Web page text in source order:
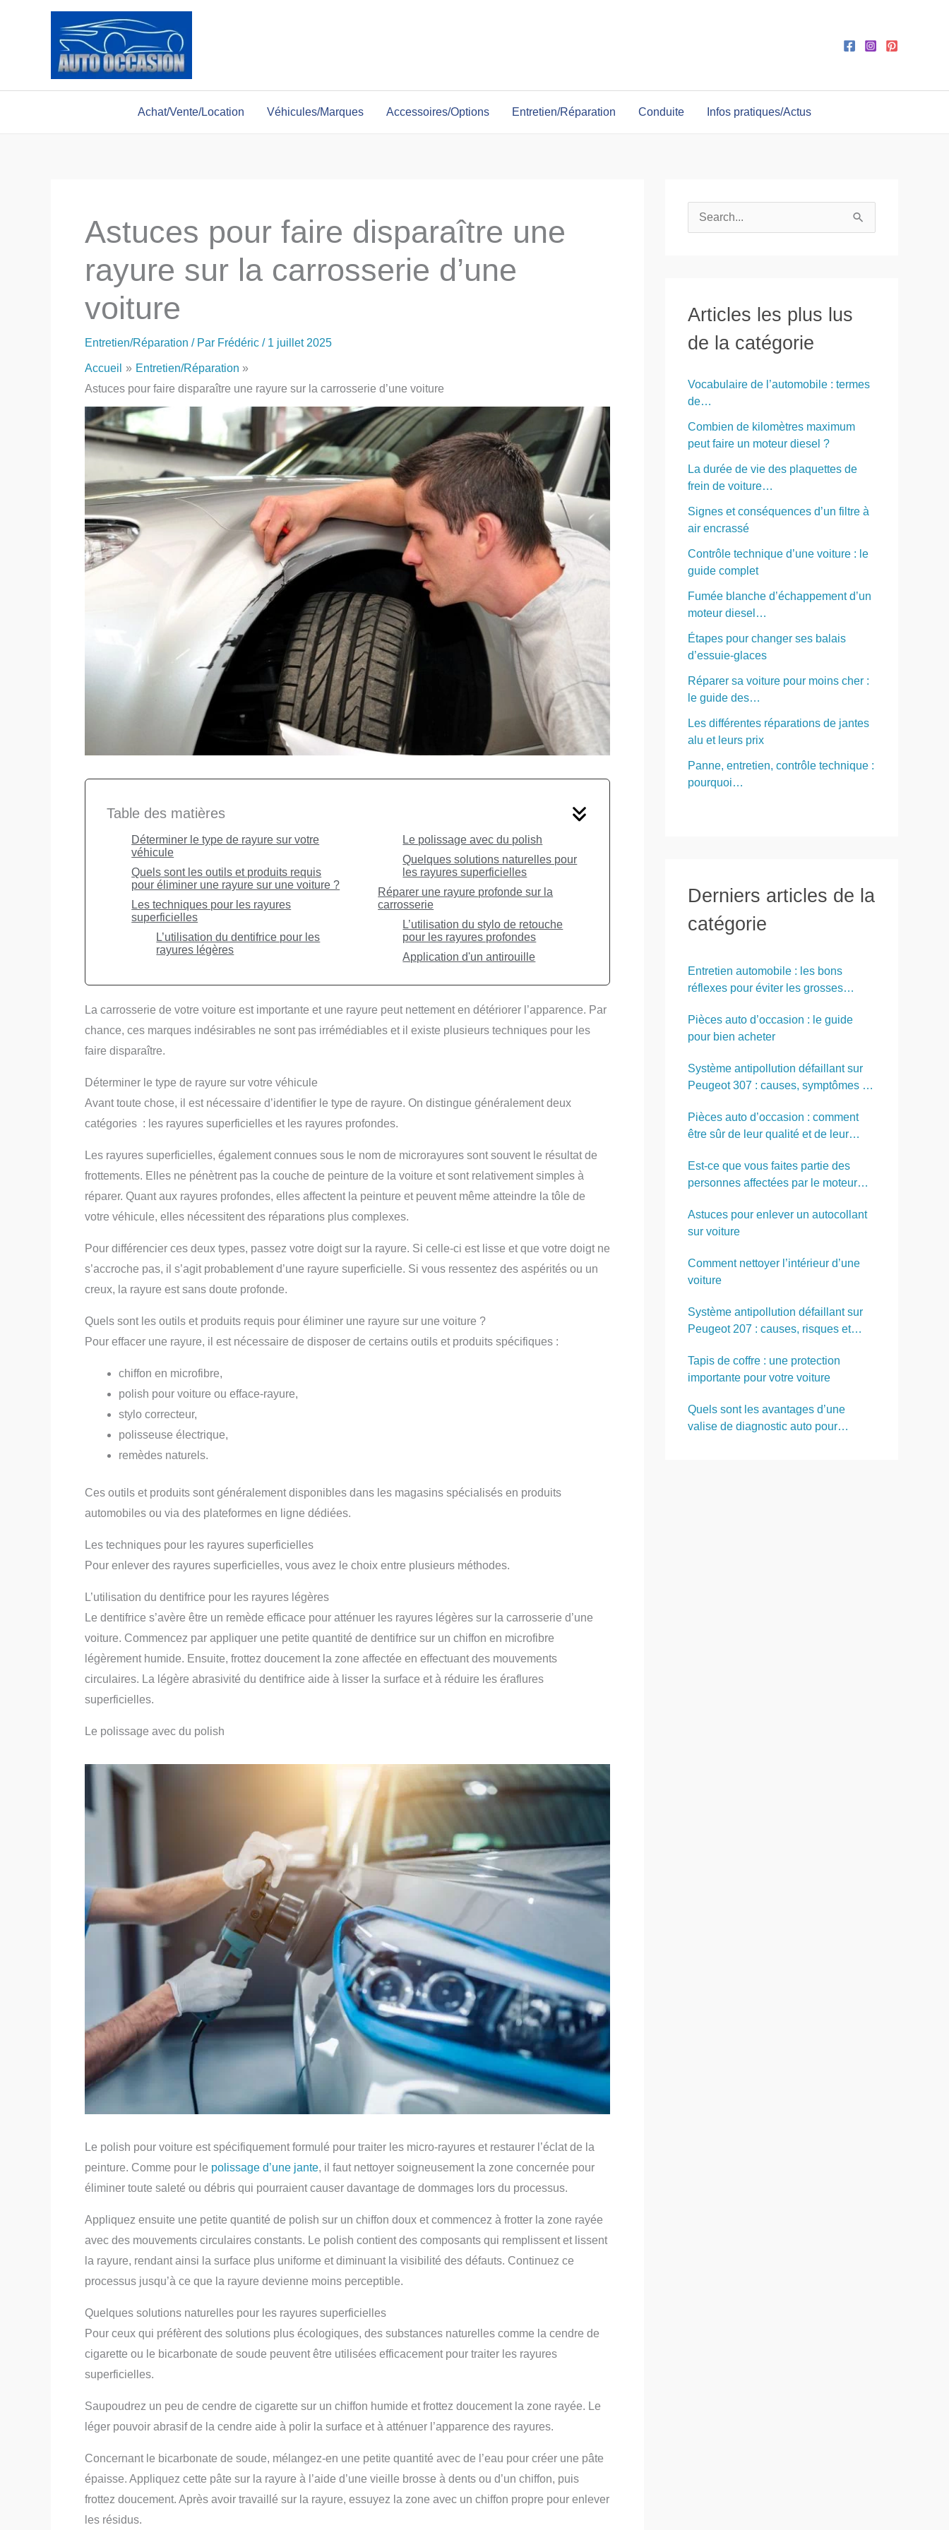
Achat/Vente/Location Véhicules/Marques Accessoires/Options Entretien/Réparation Conduite Infos pratiques/Actus
Astuces pour faire disparaître une
rayure sur la carrosserie d’une
voiture
Entretien/Réparation / Par Frédéric / 1 juillet 2025
Accueil
Entretien/Réparation
Astuces pour faire disparaître une rayure sur la carrosserie d’une voiture
Table des matières
Déterminer le type de rayure sur votre
véhicule
Quels sont les outils et produits requis
pour éliminer une rayure sur une voiture ?
Les techniques pour les rayures
superficielles
L’utilisation du dentifrice pour les
rayures légères
Le polissage avec du polish
Quelques solutions naturelles pour
les rayures superficielles
Réparer une rayure profonde sur la
carrosserie
L’utilisation du stylo de retouche
pour les rayures profondes
Application d'un antirouille
La carrosserie de votre voiture est importante et une rayure peut nettement en détériorer l’apparence. Par
chance, ces marques indésirables ne sont pas irrémédiables et il existe plusieurs techniques pour les
faire disparaître.
Déterminer le type de rayure sur votre véhicule
Avant toute chose, il est nécessaire d’identifier le type de rayure. On distingue généralement deux
catégories : les rayures superficielles et les rayures profondes.
Les rayures superficielles, également connues sous le nom de microrayures sont souvent le résultat de
frottements. Elles ne pénètrent pas la couche de peinture de la voiture et sont relativement simples à
réparer. Quant aux rayures profondes, elles affectent la peinture et peuvent même atteindre la tôle de
votre véhicule, elles nécessitent des réparations plus complexes.
Pour différencier ces deux types, passez votre doigt sur la rayure. Si celle-ci est lisse et que votre doigt ne
s’accroche pas, il s’agit probablement d’une rayure superficielle. Si vous ressentez des aspérités ou un
creux, la rayure est sans doute profonde.
Quels sont les outils et produits requis pour éliminer une rayure sur une voiture ?
Pour effacer une rayure, il est nécessaire de disposer de certains outils et produits spécifiques :
chiffon en microfibre,
polish pour voiture ou efface-rayure,
stylo correcteur,
polisseuse électrique,
remèdes naturels.
Ces outils et produits sont généralement disponibles dans les magasins spécialisés en produits
automobiles ou via des plateformes en ligne dédiées.
Les techniques pour les rayures superficielles
Pour enlever des rayures superficielles, vous avez le choix entre plusieurs méthodes.
L’utilisation du dentifrice pour les rayures légères
Le dentifrice s’avère être un remède efficace pour atténuer les rayures légères sur la carrosserie d’une
voiture. Commencez par appliquer une petite quantité de dentifrice sur un chiffon en microfibre
légèrement humide. Ensuite, frottez doucement la zone affectée en effectuant des mouvements
circulaires. La légère abrasivité du dentifrice aide à lisser la surface et à réduire les éraflures
superficielles.
Le polissage avec du polish
Le polish pour voiture est spécifiquement formulé pour traiter les micro-rayures et restaurer l’éclat de la
peinture. Comme pour le polissage d’une jante, il faut nettoyer soigneusement la zone concernée pour
éliminer toute saleté ou débris qui pourraient causer davantage de dommages lors du processus.
Appliquez ensuite une petite quantité de polish sur un chiffon doux et commencez à frotter la zone rayée
avec des mouvements circulaires constants. Le polish contient des composants qui remplissent et lissent
la rayure, rendant ainsi la surface plus uniforme et diminuant la visibilité des défauts. Continuez ce
processus jusqu’à ce que la rayure devienne moins perceptible.
Quelques solutions naturelles pour les rayures superficielles
Pour ceux qui préfèrent des solutions plus écologiques, des substances naturelles comme la cendre de
cigarette ou le bicarbonate de soude peuvent être utilisées efficacement pour traiter les rayures
superficielles.
Saupoudrez un peu de cendre de cigarette sur un chiffon humide et frottez doucement la zone rayée. Le
léger pouvoir abrasif de la cendre aide à polir la surface et à atténuer l’apparence des rayures.
Concernant le bicarbonate de soude, mélangez-en une petite quantité avec de l’eau pour créer une pâte
épaisse. Appliquez cette pâte sur la rayure à l’aide d’une vieille brosse à dents ou d’un chiffon, puis
frottez doucement. Après avoir travaillé sur la rayure, essuyez la zone avec un chiffon propre pour enlever
les résidus.
e
r
c
Articles les plus lus
de la catégorie
Vocabulaire de l’automobile : termes
de…
Combien de kilomètres maximum
peut faire un moteur diesel ?
La durée de vie des plaquettes de
frein de voiture…
Signes et conséquences d’un filtre à
air encrassé
Contrôle technique d’une voiture : le
guide complet
Fumée blanche d’échappement d’un
moteur diesel…
Étapes pour changer ses balais
d’essuie-glaces
Réparer sa voiture pour moins cher :
le guide des…
Les différentes réparations de jantes
alu et leurs prix
Panne, entretien, contrôle technique :
pourquoi…
Derniers articles de la
catégorie
Entretien automobile : les bons
réflexes pour éviter les grosses
Pièces auto d’occasion : le guide
pour bien acheter
Système antipollution défaillant sur
Peugeot 307 : causes, symptômes et
Pièces auto d’occasion : comment
être sûr de leur qualité et de leur
Est-ce que vous faites partie des
personnes affectées par le moteur
Astuces pour enlever un autocollant
sur voiture
Comment nettoyer l’intérieur d’une
voiture
Système antipollution défaillant sur
Peugeot 207 : causes, risques et
Tapis de coffre : une protection
importante pour votre voiture
Quels sont les avantages d’une
valise de diagnostic auto pour